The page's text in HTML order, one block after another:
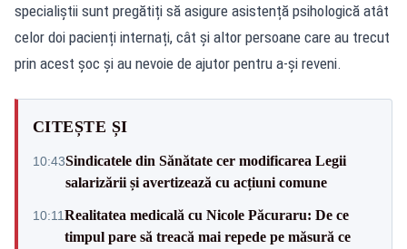
specialiștii sunt pregătiți să asigure asistență psihologică atât
celor doi pacienți internați, cât și altor persoane care au trecut
prin acest șoc și au nevoie de ajutor pentru a-și reveni.
CITEȘTE ȘI
10:43Sindicatele din Sănătate cer modificarea Legii
salarizării și avertizează cu acțiuni comune
10:11Realitatea medicală cu Nicole Păcuraru: De ce
timpul pare să treacă mai repede pe măsură ce